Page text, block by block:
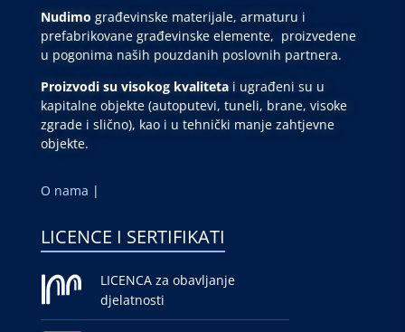
Nudimo građevinske materijale, armaturu i
prefabrikovane građevinske elemente, proizvedene
u pogonima naših pouzdanih poslovnih partnera.
Proizvodi su visokog kvalitetai ugrađeni su u
kapitalne objekte (autoputevi, tuneli, brane, visoke
zgrade i slično), kao i u tehnički manje zahtjevne
objekte.
O nama |
LICENCE I SERTIFIKATI
LICENCA za obavljanje
djelatnosti